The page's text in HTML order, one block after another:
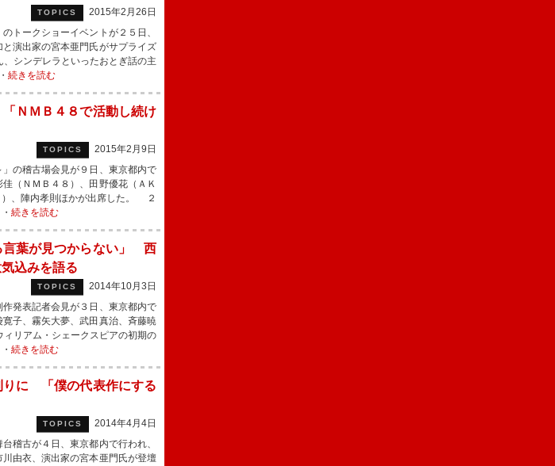
TOPICS
2015年2月26日
トークショーイベントが２５日、
演出家の宮本亜門氏がサプライズ
シンデレラといったおとぎ話の主
続きを読む
ＮＭＢ４８で活動し続け
TOPICS
2015年2月9日
の稽古場会見が９日、東京都内で
（ＮＭＢ４８）、田野優花（ＡＫ
、陣内孝則ほかが出席した。 ２
続きを読む
言葉が見つからない」 西
込みを語る
TOPICS
2014年10月3日
発表記者会見が３日、東京都内で
子、霧矢大夢、武田真治、斉藤暁
リアム・シェークスピアの初期の
続きを読む
りに 「僕の代表作にする
TOPICS
2014年4月4日
稽古が４日、東京都内で行われ、
由衣、演出家の宮本亜門氏が登壇